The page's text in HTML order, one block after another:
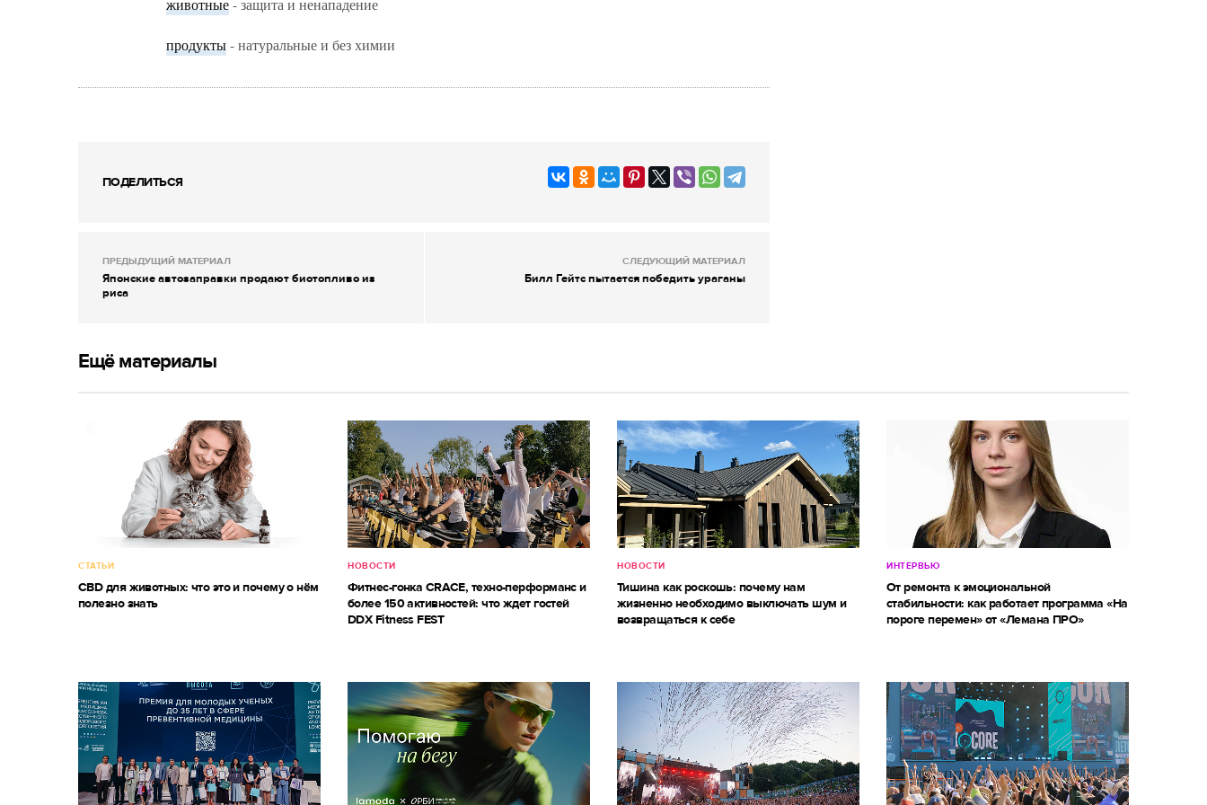
животные- защита и ненападение
продукты- натуральные и без химии
ПОДЕЛИТЬСЯ
ПРЕДЫДУЩИЙ МАТЕРИАЛ
Японские автозаправки продают биотопливо из
риса
СЛЕДУЮЩИЙ МАТЕРИАЛ
Билл Гейтс пытается победить ураганы
Ещё материалы
СТАТЬИ
CBD для животных: что это и почему о нём
полезно знать
НОВОСТИ
Фитнес-гонка CRACE, техно-перформанс и
более 150 активностей: что ждет гостей
DDX Fitness FEST
НОВОСТИ
Тишина как роскошь: почему нам
жизненно необходимо выключать шум и
возвращаться к себе
ИНТЕРВЬЮ
От ремонта к эмоциональной
стабильности: как работает программа «На
пороге перемен» от «Лемана ПРО»